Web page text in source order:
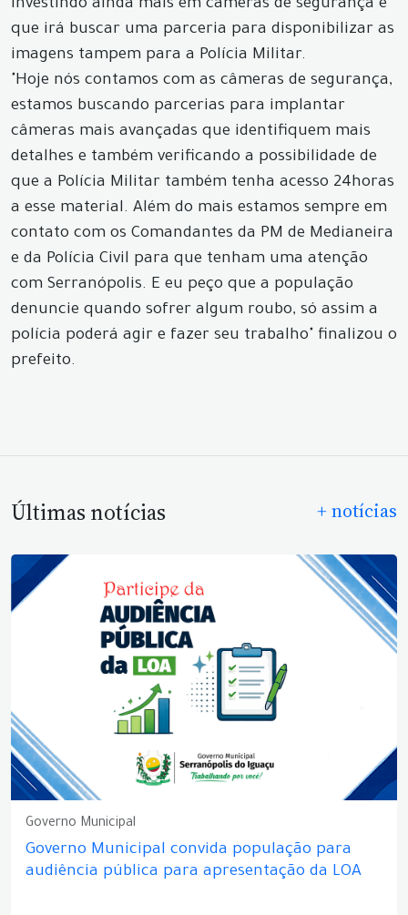
investindo ainda mais em câmeras de segurança e
que irá buscar uma parceria para disponibilizar as
imagens tampem para a Polícia Militar.
"Hoje nós contamos com as câmeras de segurança,
estamos buscando parcerias para implantar
câmeras mais avançadas que identifiquem mais
detalhes e também verificando a possibilidade de
que a Polícia Militar também tenha acesso 24horas
a esse material. Além do mais estamos sempre em
contato com os Comandantes da PM de Medianeira
e da Polícia Civil para que tenham uma atenção
com Serranópolis. E eu peço que a população
denuncie quando sofrer algum roubo, só assim a
polícia poderá agir e fazer seu trabalho" finalizou o
prefeito.
Últimas notícias + notícias
Governo Municipal
Governo Municipal convida população para
audiência pública para apresentação da LOA